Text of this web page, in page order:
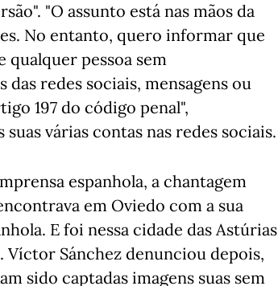
"O assunto está nas mãos da
No entanto, quero informar que
pessoa sem
redes sociais, mensagens ou
197 do código penal",
várias contas nas redes sociais.
espanhola, a chantagem
em Oviedo com a sua
E foi nessa cidade das Astúrias
Sánchez denunciou depois,
sido captadas imagens suas sem